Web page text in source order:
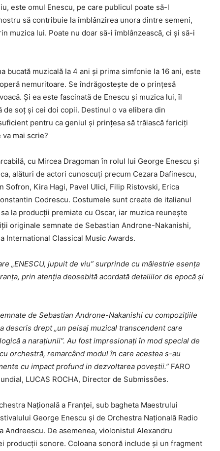
este omul Enescu, pe care publicul poate să-l
să contribuie la îmblânzirea unora dintre semeni,
muzica lui. Poate nu doar să-i îmblânzească, ci și să-i
bucată muzicală la 4 ani și prima simfonie la 16 ani, este
nemuritoare. Se îndrăgostește de o prințesă
Și ea este fascinată de Enescu și muzica lui, îl
soț și cei doi copii. Destinul o va elibera din
pentru ca geniul și prințesa să trăiască fericiți
va mai scrie?
cu Mircea Dragoman în rolul lui George Enescu și
alături de actori cunoscuți precum Cezara Dafinescu,
Sofron, Kira Hagi, Pavel Ulici, Filip Ristovski, Erica
Codrescu. Costumele sunt create de italianul
la producții premiate cu Oscar, iar muzica reunește
originale semnate de Sebastian Androne-Nakanishi,
International Classical Music Awards.
„ENESCU, jupuit de viu” surprinde cu măiestrie esența
prin atenția deosebită acordată detaliilor de epocă și
de Sebastian Androne-Nakanishi cu compozițiile
descris drept „un peisaj muzical transcendent care
a narațiunii”. Au fost impresionați în mod special de
orchestră, remarcând modul în care acestea s-au
cu impact profund in dezvoltarea poveştii.” FARO
LUCAS ROCHA, Director de Submissões.
Națională a Franței, sub bagheta Maestrului
George Enescu și de Orchestra Națională Radio
Andreescu. De asemenea, violonistul Alexandru
producții sonore. Coloana sonoră include și un fragment